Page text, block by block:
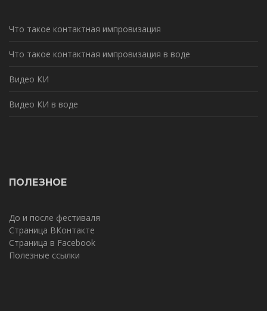
Что такое контактная импровизация
Что такое контактная импровизация в воде
Видео КИ
Видео КИ в воде
ПОЛЕЗНОЕ
До и после фестиваля
Страница ВКонтакте
Страница в Facebook
Полезные ссылки